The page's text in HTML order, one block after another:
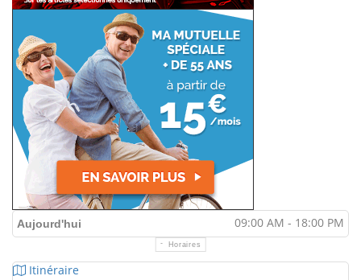
Aujourd'hui 09:00 AM - 18:00 PM
Horaires
Itinéraire